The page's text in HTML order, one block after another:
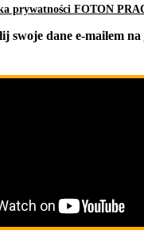
prywatności FOTON
swoje dane e-mailem na